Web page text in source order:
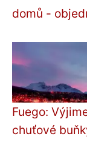
domů -
Fuego:
chuťové